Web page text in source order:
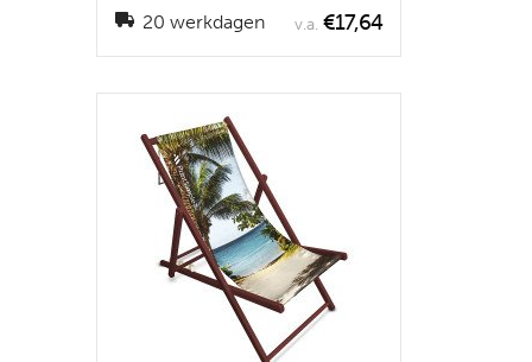
20 werkdagen v.a. €17,64